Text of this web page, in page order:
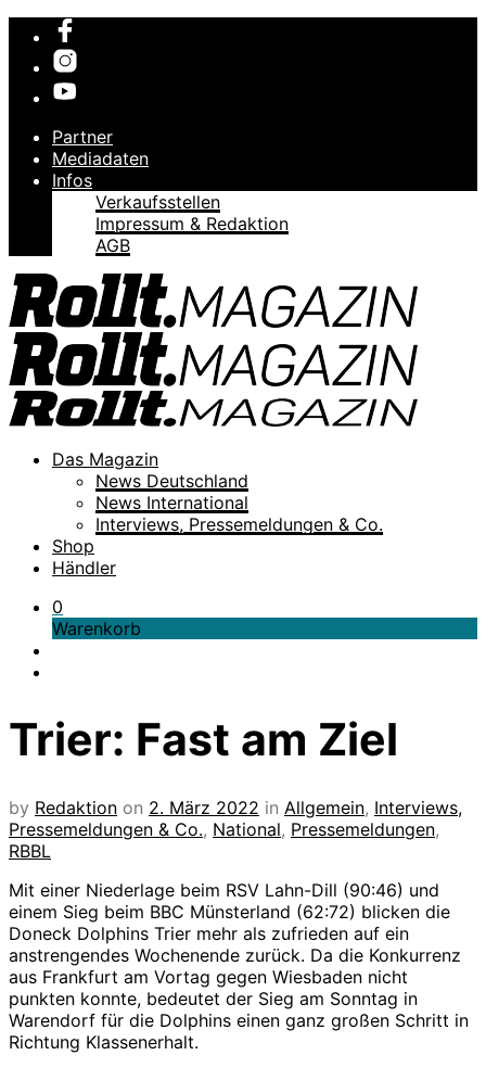
Partner
Mediadaten
Infos
Verkaufsstellen
Impressum & Redaktion
AGB
Das Magazin
News Deutschland
News International
Interviews, Pressemeldungen & Co.
Shop
Händler
0
Warenkorb
Trier: Fast am Ziel
by Redaktion on 2. März 2022 in Allgemein, Interviews,
Pressemeldungen & Co., National, Pressemeldungen,
RBBL
Mit einer Niederlage beim RSV Lahn-Dill (90:46) und
einem Sieg beim BBC Münsterland (62:72) blicken die
Doneck Dolphins Trier mehr als zufrieden auf ein
anstrengendes Wochenende zurück. Da die Konkurrenz
aus Frankfurt am Vortag gegen Wiesbaden nicht
punkten konnte, bedeutet der Sieg am Sonntag in
Warendorf für die Dolphins einen ganz großen Schritt in
Richtung Klassenerhalt.